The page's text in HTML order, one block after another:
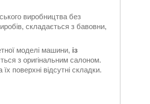
виробництва без
складається з бавовни,
моделі машини, із
з оригінальним салоном.
поверхні відсутні складки.